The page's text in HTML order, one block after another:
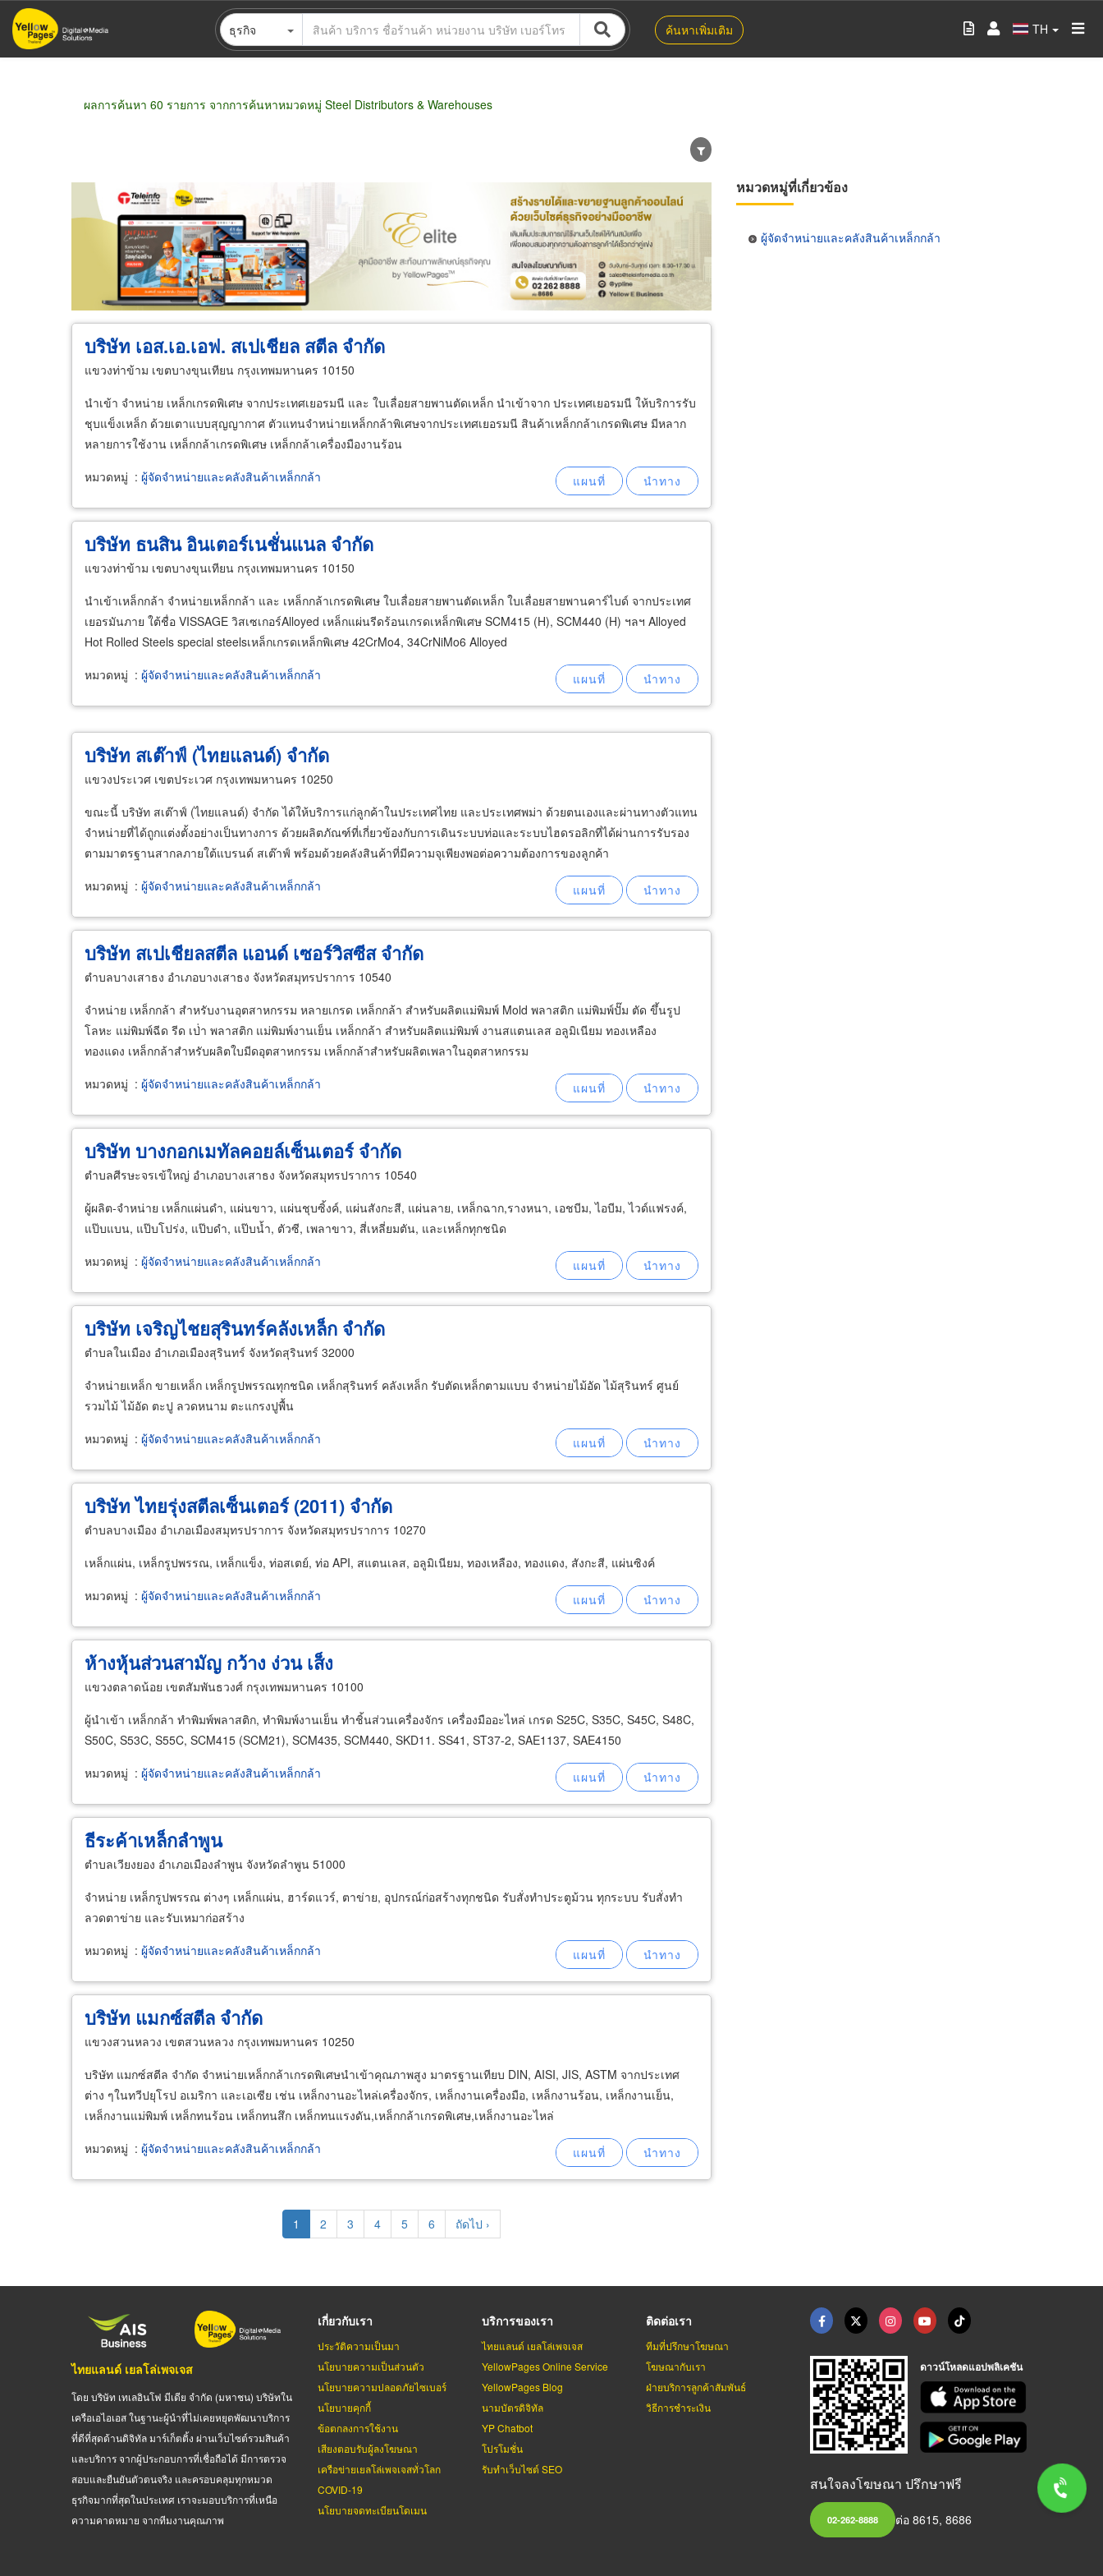
ข้าม
ไป
ธุรกิจ ค้นหาเพิ่มเติม TH
ผลการค้นหา 60 รายการ จากการค้นหาหมวดหมู่ Steel Distributors & Warehouses
ขายส่ง ขายปลีก ผู้ผลิต ตัวแทนจัดจำหน่าย ผู้ส่งออก/นำเข้า ธุรกิจบริการ
บริษัท เอส.เอ.เอฟ. สเปเชียล สตีล จำกัด
แขวงท่าข้าม เขตบางขุนเทียน กรุงเทพมหานคร 10150
นำเข้า จำหน่าย เหล็กเกรดพิเศษ จากประเทศเยอรมนี และ ใบเลื่อยสายพานตัดเหล็ก นำเข้าจาก ประเทศเยอรมนี ให้บริการรับ
ชุบแข็งเหล็ก ด้วยเตาแบบสุญญากาศ ตัวแทนจำหน่ายเหล็กกล้าพิเศษจากประเทศเยอรมนี สินค้าเหล็กกล้าเกรดพิเศษ มีหลาก
หลายการใช้งาน เหล็กกล้าเกรดพิเศษ เหล็กกล้าเครื่องมืองานร้อน
หมวดหมู่ : ผู้จัดจำหน่ายและคลังสินค้าเหล็กกล้า
บริษัท ธนสิน อินเตอร์เนชั่นแนล จำกัด
แขวงท่าข้าม เขตบางขุนเทียน กรุงเทพมหานคร 10150
นำเข้าเหล็กกล้า จำหน่ายเหล็กกล้า และ เหล็กกล้าเกรดพิเศษ ใบเลื่อยสายพานตัดเหล็ก ใบเลื่อยสายพานคาร์ไบด์ จากประเทศ
เยอรมันภาย ใต้ชื่อ VISSAGE วิสเซเกอร์Alloyed เหล็กแผ่นรีดร้อนเกรดเหล็กพิเศษ SCM415 (H), SCM440 (H) ฯลฯ Alloyed
Hot Rolled Steels special steelsเหล็กเกรดเหล็กพิเศษ 42CrMo4, 34CrNiMo6 Alloyed
หมวดหมู่ : ผู้จัดจำหน่ายและคลังสินค้าเหล็กกล้า
บริษัท สเต๊าฟ์ (ไทยแลนด์) จำกัด
แขวงประเวศ เขตประเวศ กรุงเทพมหานคร 10250
ขณะนี้ บริษัท สเต๊าฟ์ (ไทยแลนด์) จำกัด ได้ให้บริการแก่ลูกค้าในประเทศไทย และประเทศพม่า ด้วยตนเองและผ่านทางตัวแทน
จำหน่ายที่ได้ถูกแต่งตั้งอย่างเป็นทางการ ด้วยผลิตภัณฑ์ที่เกี่ยวข้องกับการเดินระบบท่อและระบบไฮดรอลิกที่ได้ผ่านการรับรอง
ตามมาตรฐานสากลภายใต้แบรนด์ สเต๊าฟ์ พร้อมด้วยคลังสินค้าที่มีความจุเพียงพอต่อความต้องการของลูกค้า
หมวดหมู่ : ผู้จัดจำหน่ายและคลังสินค้าเหล็กกล้า
บริษัท สเปเชียลสตีล แอนด์ เซอร์วิสซีส จำกัด
ตำบลบางเสาธง อำเภอบางเสาธง จังหวัดสมุทรปราการ 10540
จำหน่าย เหล็กกล้า สำหรับงานอุตสาหกรรม หลายเกรด เหล็กกล้า สำหรับผลิตแม่พิมพ์ Mold พลาสติก แม่พิมพ์ปั๊ม ตัด ขึ้นรูป
โลหะ แม่พิมพ์ฉีด รีด เป่่า พลาสติก แม่พิมพ์งานเย็น เหล็กกล้า สำหรับผลิตแม่พิมพ์ งานสแตนเลส อลูมิเนียม ทองเหลือง
ทองแดง เหล็กกล้าสำหรับผลิตใบมีดอุตสาหกรรม เหล็กกล้าสำหรับผลิตเพลาในอุตสาหกรรม
หมวดหมู่ : ผู้จัดจำหน่ายและคลังสินค้าเหล็กกล้า
บริษัท บางกอกเมทัลคอยล์เซ็นเตอร์ จำกัด
ตำบลศีรษะจรเข้ใหญ่ อำเภอบางเสาธง จังหวัดสมุทรปราการ 10540
ผู้ผลิต-จำหน่าย เหล็กแผ่นดำ, แผ่นขาว, แผ่นชุบซิ้งค์, แผ่นสังกะสี, แผ่นลาย, เหล็กฉาก,รางหนา, เอชบีม, ไอบีม, ไวด์แฟรงค์,
แป๊บแบน, แป๊บโปร่ง, แป๊บดำ, แป๊บน้ำ, ตัวซี, เพลาขาว, สี่เหลี่ยมตัน, และเหล็กทุกชนิด
หมวดหมู่ : ผู้จัดจำหน่ายและคลังสินค้าเหล็กกล้า
บริษัท เจริญไชยสุรินทร์คลังเหล็ก จำกัด
ตำบลในเมือง อำเภอเมืองสุรินทร์ จังหวัดสุรินทร์ 32000
จำหน่ายเหล็ก ขายเหล็ก เหล็กรูปพรรณทุกชนิด เหล็กสุรินทร์ คลังเหล็ก รับตัดเหล็กตามแบบ จำหน่ายไม้อัด ไม้สุรินทร์ ศูนย์
รวมไม้ ไม้อัด ตะปู ลวดหนาม ตะแกรงปูพื้น
หมวดหมู่ : ผู้จัดจำหน่ายและคลังสินค้าเหล็กกล้า
บริษัท ไทยรุ่งสตีลเซ็นเตอร์ (2011) จำกัด
ตำบลบางเมือง อำเภอเมืองสมุทรปราการ จังหวัดสมุทรปราการ 10270
เหล็กแผ่น, เหล็กรูปพรรณ, เหล็กแข็ง, ท่อสเตย์, ท่อ API, สแตนเลส, อลูมิเนียม, ทองเหลือง, ทองแดง, สังกะสี, แผ่นซิงค์
หมวดหมู่ : ผู้จัดจำหน่ายและคลังสินค้าเหล็กกล้า
ห้างหุ้นส่วนสามัญ กว้าง ง่วน เส็ง
แขวงตลาดน้อย เขตสัมพันธวงศ์ กรุงเทพมหานคร 10100
ผู้นำเข้า เหล็กกล้า ทำพิมพ์พลาสติก, ทำพิมพ์งานเย็น ทำชิ้นส่วนเครื่องจักร เครื่องมืออะไหล่ เกรด S25C, S35C, S45C, S48C,
S50C, S53C, S55C, SCM415 (SCM21), SCM435, SCM440, SKD11. SS41, ST37-2, SAE1137, SAE4150
หมวดหมู่ : ผู้จัดจำหน่ายและคลังสินค้าเหล็กกล้า
ธีระค้าเหล็กลำพูน
ตำบลเวียงยอง อำเภอเมืองลำพูน จังหวัดลำพูน 51000
จำหน่าย เหล็กรูปพรรณ ต่างๆ เหล็กแผ่น, ฮาร์ดแวร์, ตาข่าย, อุปกรณ์ก่อสร้างทุกชนิด รับสั่งทำประตูม้วน ทุกระบบ รับสั่งทำ
ลวดตาข่าย และรับเหมาก่อสร้าง
หมวดหมู่ : ผู้จัดจำหน่ายและคลังสินค้าเหล็กกล้า
บริษัท แมกซ์สตีล จำกัด
แขวงสวนหลวง เขตสวนหลวง กรุงเทพมหานคร 10250
บริษัท แมกซ์สตีล จำกัด จำหน่ายเหล็กกล้าเกรดพิเศษนำเข้าคุณภาพสูง มาตรฐานเทียบ DIN, AISI, JIS, ASTM จากประเทศ
ต่าง ๆในทวีปยุโรป อเมริกา และเอเซีย เช่น เหล็กงานอะไหล่เครื่องจักร, เหล็กงานเครื่องมือ, เหล็กงานร้อน, เหล็กงานเย็น,
เหล็กงานแม่พิมพ์ เหล็กทนร้อน เหล็กทนสึก เหล็กทนแรงดัน,เหล็กกล้าเกรดพิเศษ,เหล็กงานอะไหล่
หมวดหมู่ : ผู้จัดจำหน่ายและคลังสินค้าเหล็กกล้า
Current
page
1 Page
2 Page
3 Page
4 Page
5 Page
6
Next
page
ถัดไป ›
หมวดหมู่ที่เกี่ยวข้อง
ผู้จัดจำหน่ายและคลังสินค้าเหล็กกล้า
ไทยแลนด์ เยลโล่เพจเจส
โดย บริษัท เทเลอินโฟ มีเดีย จำกัด (มหาชน) บริษัทใน
เครือเอไอเอส ในฐานะผู้นำที่ไม่เคยหยุดพัฒนาบริการ
ที่ดีที่สุดด้านดิจิทัล มาร์เก็ตติ้ง ผ่านเว็บไซต์รวมสินค้า
และบริการ จากผู้ประกอบการที่เชื่อถือได้ มีการตรวจ
สอบและยืนยันตัวตนจริง และครอบคลุมทุกหมวด
ธุรกิจมากที่สุดในประเทศ เราจะมอบบริการที่เหนือ
ความคาดหมาย จากทีมงานคุณภาพ
เกี่ยวกับเรา
ประวัติความเป็นมา
นโยบายความเป็นส่วนตัว
นโยบายความปลอดภัยไซเบอร์
นโยบายคุกกี้
ข้อตกลงการใช้งาน
เสียงตอบรับผู้ลงโฆษณา
เครือข่ายเยลโล่เพจเจสทั่วโลก
COVID-19
นโยบายจดทะเบียนโดเมน
บริการของเรา
ไทยแลนด์ เยลโล่เพจเจส
YellowPages Online Service
YellowPages Blog
นามบัตรดิจิทัล
YP Chatbot
โปรโมชั่น
รับทำเว็บไซต์ SEO
ติดต่อเรา
ทีมที่ปรึกษาโฆษณา
โฆษณากับเรา
ฝ่ายบริการลูกค้าสัมพันธ์
วิธีการชำระเงิน
ดาวน์โหลดแอปพลิเคชัน
สนใจลงโฆษณา ปรึกษาฟรี
02-262-8888 ต่อ 8615, 8686